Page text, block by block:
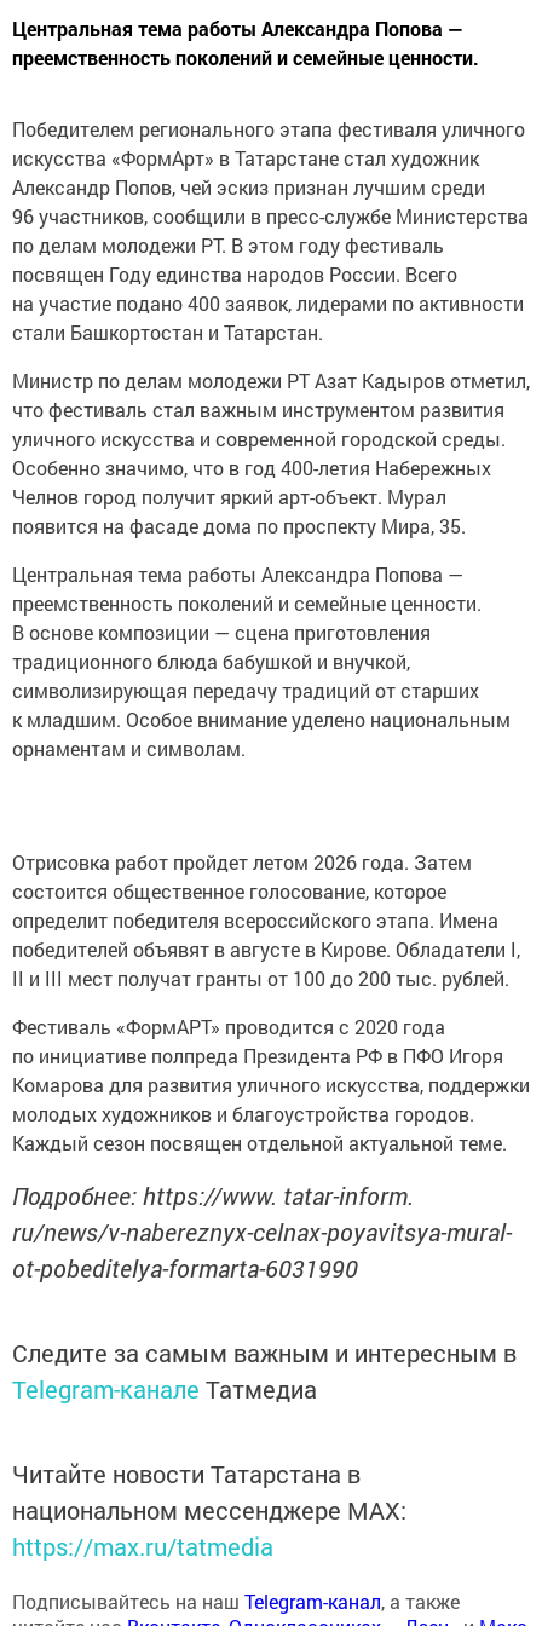
Центральная тема работы Александра Попова —
преемственность поколений и семейные ценности.
Победителем регионального этапа фестиваля уличного
искусства «ФормАрт» в Татарстане стал художник
Александр Попов, чей эскиз признан лучшим среди
96 участников, сообщили в пресс-службе Министерства
по делам молодежи РТ. В этом году фестиваль
посвящен Году единства народов России. Всего
на участие подано 400 заявок, лидерами по активности
стали Башкортостан и Татарстан.
Министр по делам молодежи РТ Азат Кадыров отметил,
что фестиваль стал важным инструментом развития
уличного искусства и современной городской среды.
Особенно значимо, что в год 400-летия Набережных
Челнов город получит яркий арт-объект. Мурал
появится на фасаде дома по проспекту Мира, 35.
Центральная тема работы Александра Попова —
преемственность поколений и семейные ценности.
В основе композиции — сцена приготовления
традиционного блюда бабушкой и внучкой,
символизирующая передачу традиций от старших
к младшим. Особое внимание уделено национальным
орнаментам и символам.
Отрисовка работ пройдет летом 2026 года. Затем
состоится общественное голосование, которое
определит победителя всероссийского этапа. Имена
победителей объявят в августе в Кирове. Обладатели I,
II и III мест получат гранты от 100 до 200 тыс. рублей.
Фестиваль «ФормАРТ» проводится с 2020 года
по инициативе полпреда Президента РФ в ПФО Игоря
Комарова для развития уличного искусства, поддержки
молодых художников и благоустройства городов.
Каждый сезон посвящен отдельной актуальной теме.
Подробнее: https://www. tatar-inform.
ru/news/v-nabereznyx-celnax-poyavitsya-mural-
ot-pobeditelya-formarta-6031990
Следите за самым важным и интересным в
Telegram-канале Татмедиа
Читайте новости Татарстана в
национальном мессенджере MАХ:
https://max.ru/tatmedia
Подписывайтесь на наш Telegram-канал, а также